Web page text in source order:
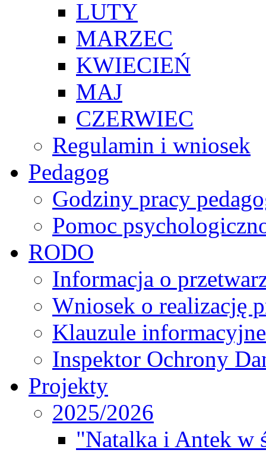
LUTY
MARZEC
KWIECIEŃ
MAJ
CZERWIEC
Regulamin i wniosek
Pedagog
Godziny pracy
Pomoc
RODO
Informacja o
Wniosek o realizację
Klauzule informacyjne
Inspektor Ochrony
Projekty
2025/2026
"Natalka i Antek w